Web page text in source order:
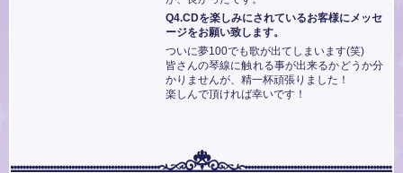
Q4.CDを楽しみにされているお客様にメッセ
ージをお願い致します。
ついに夢100でも歌が出てしまいます(笑)
皆さんの琴線に触れる事が出来るかどうか分
かりませんが、精一杯頑張りました！
楽しんで頂ければ幸いです！